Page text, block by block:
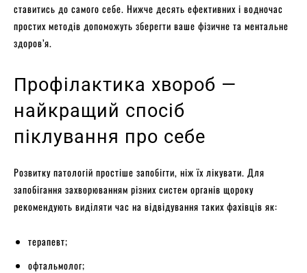
ставитись до самого себе. Нижче десять ефективних і водночас
простих методів допоможуть зберегти ваше фізичне та ментальне
здоров’я.
Профілактика хвороб —
найкращий спосіб
піклування про себе
Розвитку патологій простіше запобігти, ніж їх лікувати. Для
запобігання захворюванням різних систем органів щороку
рекомендують виділяти час на відвідування таких фахівців як:
терапевт;
офтальмолог;